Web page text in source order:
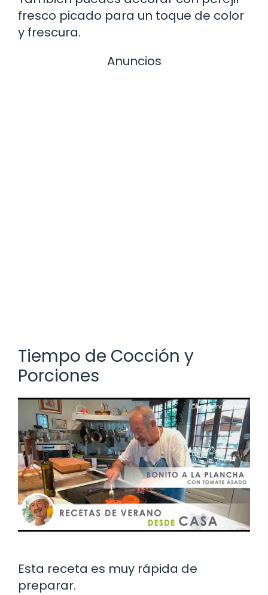
fresco picado para un toque de color
y frescura.
Anuncios
Tiempo de Cocción y
Porciones
Esta receta es muy rápida de
preparar.